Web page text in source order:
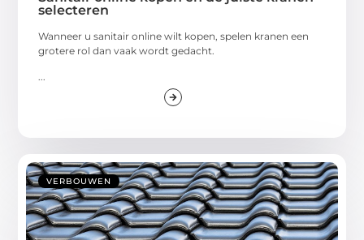
selecteren
Wanneer u sanitair online wilt kopen, spelen kranen een
grotere rol dan vaak wordt gedacht.
VERBOUWEN